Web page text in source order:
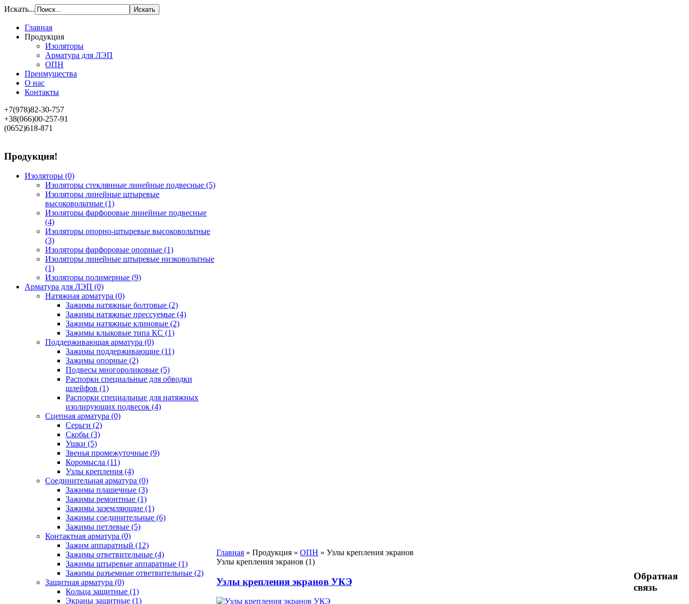
Искать...
Главная
Продукция
Изоляторы
Арматура для ЛЭП
ОПН
Преимущества
О нас
Контакты
+7(978)82-30-757
+38(066)00-257-91
(0652)618-871
Продукция!
Изоляторы (0)
Изоляторы стеклянные линейные подвесные (5)
Изоляторы линейные штыревые
высоковольтные (1)
Изоляторы фарфоровые линейные подвесные
(4)
Изоляторы опорно-штыревые высоковольтные
(3)
Изоляторы фарфоровые опорные (1)
Изоляторы линейные штыревые низковольтные
(1)
Изоляторы полимерные (9)
Арматура для ЛЭП (0)
Натяжная арматура (0)
Зажимы натяжные болтовые (2)
Зажимы натяжные прессуемые (4)
Зажимы натяжные клиновые (2)
Зажимы клыковые типа КС (1)
Поддерживающая арматура (0)
Зажимы поддерживающие (11)
Зажимы опорные (2)
Подвесы многороликовые (5)
Распорки специальные для обводки
шлейфов (1)
Распорки специальные для натяжных
изолирующих подвесок (4)
Сцепная арматура (0)
Серьги (2)
Скобы (3)
Ушки (5)
Звенья промежуточные (9)
Коромысла (11)
Узлы крепления (4)
Соединительная арматура (0)
Зажимы плашечные (3)
Зажимы ремонтные (1)
Зажимы заземляющие (1)
Зажимы соединительные (6)
Зажимы петлевые (5)
Контактная арматура (0)
Зажим аппаратный (12)
Зажимы ответвительные (4)
Зажимы штыревые аппаратные (1)
Зажимы разъемные ответвительные (2)
Защитная арматура (0)
Кольца защитные (1)
Экраны защитные (1)
Главная » Продукция » ОПН » Узлы крепления экранов
Узлы крепления экранов (1)
Узлы крепления экранов УКЭ
Обратная
связь